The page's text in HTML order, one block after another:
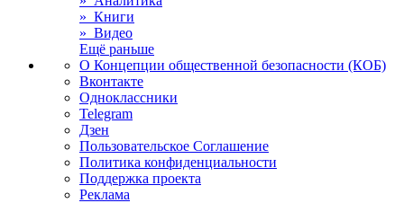
» Книги
» Видео
Ещё раньше
О Концепции общественной безопасности (КОБ)
Вконтакте
Одноклассники
Telegram
Дзен
Пользовательское Соглашение
Политика конфиденциальности
Поддержка проекта
Реклама